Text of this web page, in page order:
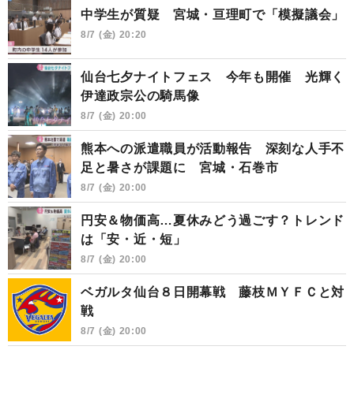
中学生が質疑 宮城・亘理町で「模擬議会」
8/7 (金) 20:20
仙台七夕ナイトフェス 今年も開催 光輝く
伊達政宗公の騎馬像
8/7 (金) 20:00
熊本への派遣職員が活動報告 深刻な人手不
足と暑さが課題に 宮城・石巻市
8/7 (金) 20:00
円安＆物価高…夏休みどう過ごす？トレンド
は「安・近・短」
8/7 (金) 20:00
ベガルタ仙台８日開幕戦 藤枝ＭＹＦＣと対
戦
8/7 (金) 20:00